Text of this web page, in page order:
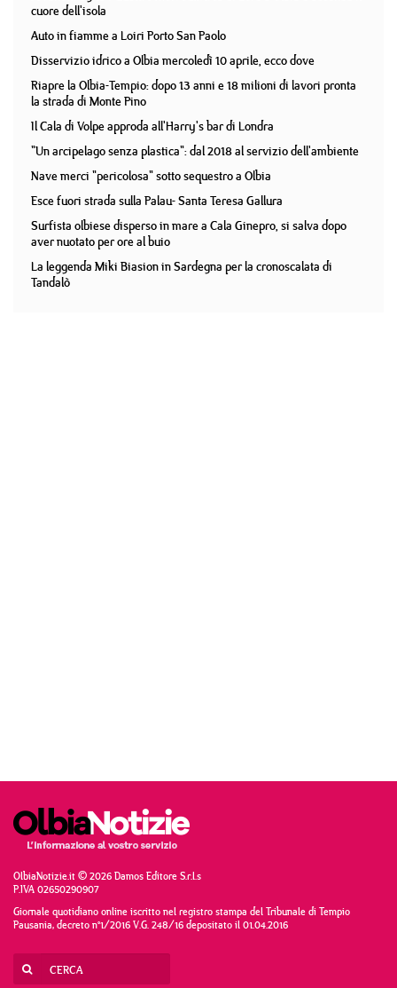
cuore dell'isola
Auto in fiamme a Loiri Porto San Paolo
Disservizio idrico a Olbia mercoledì 10 aprile, ecco dove
Riapre la Olbia-Tempio: dopo 13 anni e 18 milioni di lavori pronta
la strada di Monte Pino
Il Cala di Volpe approda all'Harry's bar di Londra
"Un arcipelago senza plastica": dal 2018 al servizio dell'ambiente
Nave merci "pericolosa" sotto sequestro a Olbia
Esce fuori strada sulla Palau- Santa Teresa Gallura
Surfista olbiese disperso in mare a Cala Ginepro, si salva dopo
aver nuotato per ore al buio
La leggenda Miki Biasion in Sardegna per la cronoscalata di
Tandalò
OlbiaNotizie.it © 2026 Damos Editore S.r.l.s
P.IVA 02650290907
Giornale quotidiano online iscritto nel registro stampa del Tribunale di Tempio
Pausania, decreto n°1/2016 V.G. 248/16 depositato il 01.04.2016